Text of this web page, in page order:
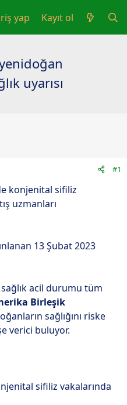
yap Kayıt ol
uyarısı
#1
konjenital sifiliz
uzmanları
13 Şubat 2023
acil durumu tüm
Birleşik
sağlığını riske
verici buluyor.
sifiliz vakalarında